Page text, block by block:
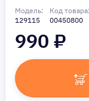
Модель:
129115
Код товара:
00450800
990 ₽